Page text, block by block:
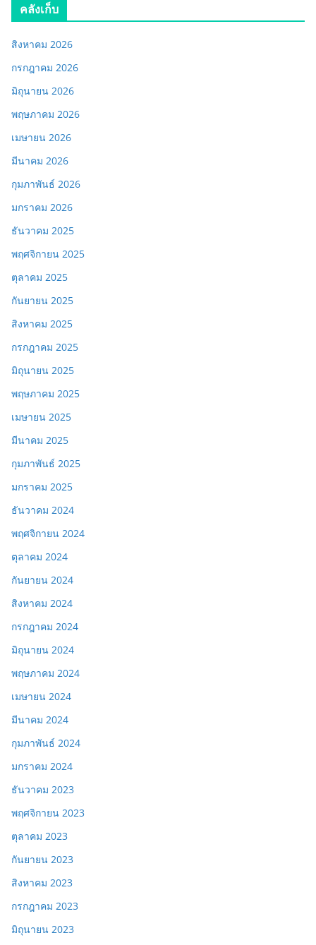
คลังเก็บ
สิงหาคม 2026
กรกฎาคม 2026
มิถุนายน 2026
พฤษภาคม 2026
เมษายน 2026
มีนาคม 2026
กุมภาพันธ์ 2026
มกราคม 2026
ธันวาคม 2025
พฤศจิกายน 2025
ตุลาคม 2025
กันยายน 2025
สิงหาคม 2025
กรกฎาคม 2025
มิถุนายน 2025
พฤษภาคม 2025
เมษายน 2025
มีนาคม 2025
กุมภาพันธ์ 2025
มกราคม 2025
ธันวาคม 2024
พฤศจิกายน 2024
ตุลาคม 2024
กันยายน 2024
สิงหาคม 2024
กรกฎาคม 2024
มิถุนายน 2024
พฤษภาคม 2024
เมษายน 2024
มีนาคม 2024
กุมภาพันธ์ 2024
มกราคม 2024
ธันวาคม 2023
พฤศจิกายน 2023
ตุลาคม 2023
กันยายน 2023
สิงหาคม 2023
กรกฎาคม 2023
มิถุนายน 2023